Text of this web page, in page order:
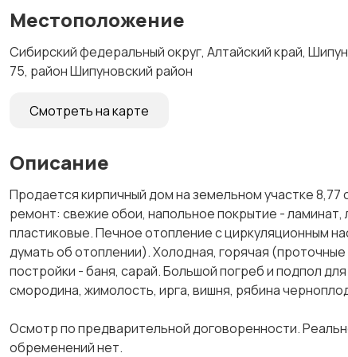
Местоположение
Сибирский федеральный округ, Алтайский край,
75, район Шипуновский район
Смотреть на карте
Описание
Продается кирпичный дом на земельном участке 8,77
ремонт: свежие обои, напольное покрытие -
пластиковые. Печное отопление с циркуляционным
думать об отоплении). Холодная, горячая
постройки - баня, сарай. Большой погреб и подпол
смородина, жимолость, ирга, вишня, рябина
Осмотр по предварительной договоренности.
обременений нет.